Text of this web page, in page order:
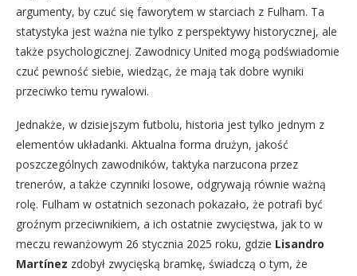
argumenty, by czuć się faworytem w starciach z Fulham. Ta
statystyka jest ważna nie tylko z perspektywy historycznej, ale
także psychologicznej. Zawodnicy United mogą podświadomie
czuć pewność siebie, wiedząc, że mają tak dobre wyniki
przeciwko temu rywalowi.
Jednakże, w dzisiejszym futbolu, historia jest tylko jednym z
elementów układanki. Aktualna forma drużyn, jakość
poszczególnych zawodników, taktyka narzucona przez
trenerów, a także czynniki losowe, odgrywają równie ważną
rolę. Fulham w ostatnich sezonach pokazało, że potrafi być
groźnym przeciwnikiem, a ich ostatnie zwycięstwa, jak to w
meczu rewanżowym 26 stycznia 2025 roku, gdzie Lisandro
Martínez zdobył zwycięską bramkę, świadczą o tym, że